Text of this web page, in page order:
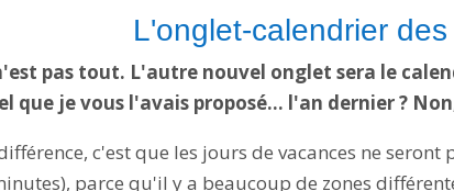
L'onglet-calendrier
pas tout. L'autre nouvel onglet sera le
que je vous l'avais proposé… l'an dernier ?
c'est que les jours de vacances ne seront
parce qu'il y a beaucoup de zones